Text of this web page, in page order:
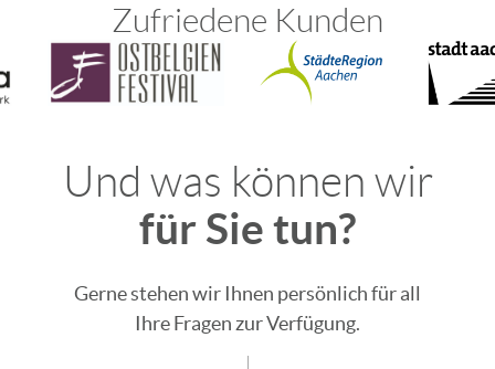
Zufriedene Kunden
Und was können wir
für Sie tun?
Gerne stehen wir Ihnen persönlich für all
Ihre Fragen zur Verfügung.